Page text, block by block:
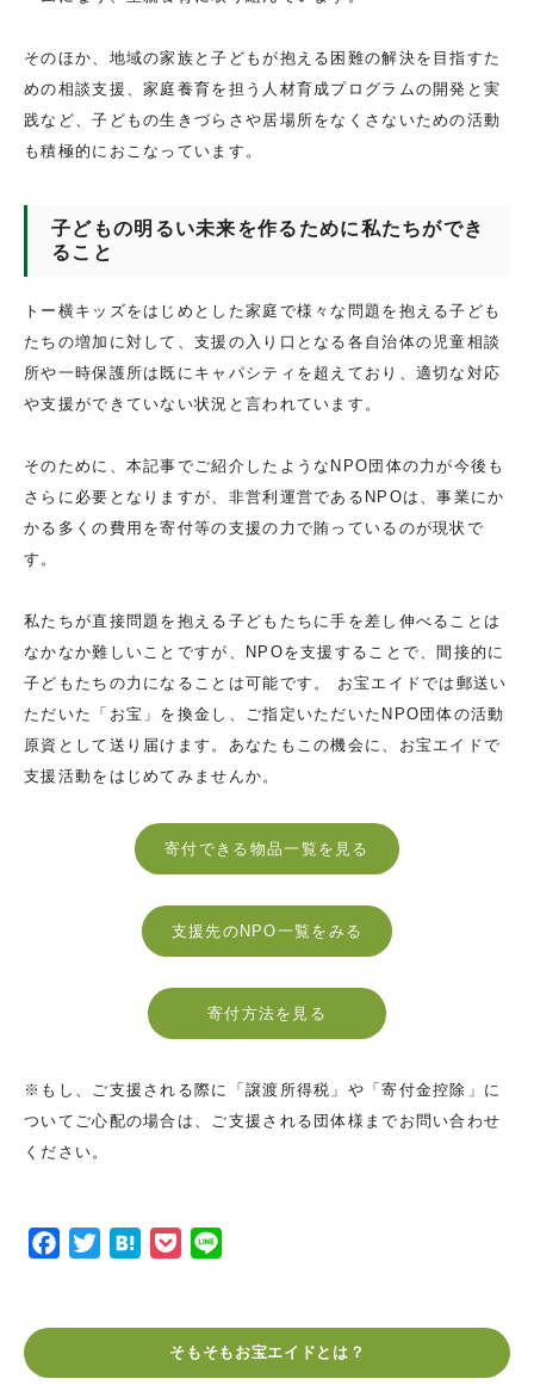
そのほか、地域の家族と子どもが抱える困難の解決を目指すた
めの相談支援、家庭養育を担う人材育成プログラムの開発と実
践など、子どもの生きづらさや居場所をなくさないための活動
も積極的におこなっています。
子どもの明るい未来を作るために私たちができ
ること
トー横キッズをはじめとした家庭で様々な問題を抱える子ども
たちの増加に対して、支援の入り口となる各自治体の児童相談
所や一時保護所は既にキャパシティを超えており、適切な対応
や支援ができていない状況と言われています。
そのために、本記事でご紹介したようなNPO団体の力が今後も
さらに必要となりますが、非営利運営であるNPOは、事業にか
かる多くの費用を寄付等の支援の力で賄っているのが現状で
す。
私たちが直接問題を抱える子どもたちに手を差し伸べることは
なかなか難しいことですが、NPOを支援することで、間接的に
子どもたちの力になることは可能です。 お宝エイドでは郵送い
ただいた「お宝」を換金し、ご指定いただいたNPO団体の活動
原資として送り届けます。あなたもこの機会に、お宝エイドで
支援活動をはじめてみませんか。
寄付できる物品一覧を見る
支援先のNPO一覧をみる
寄付方法を見る
※もし、ご支援される際に「譲渡所得税」や「寄付金控除」に
ついてご心配の場合は、ご支援される団体様までお問い合わせ
ください。
そもそもお宝エイドとは？